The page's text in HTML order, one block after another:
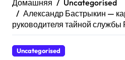
Домашняя
Uncategorised
Александр Бастрыкин —
руководителя тайной
Uncategorised